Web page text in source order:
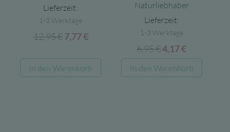
Lieferzeit:
1-3 Werktage
12,95€ Ursprünglicher
war:
12,95 €
7,77€Aktueller
ist:
7,77 €.
In den Warenkorb
Naturliebhaber
Lieferzeit:
1-3 Werktage
6,95€Ursprünglicher
Preis
war:
4,17€Aktueller
Preis
ist:
In den Warenkorb